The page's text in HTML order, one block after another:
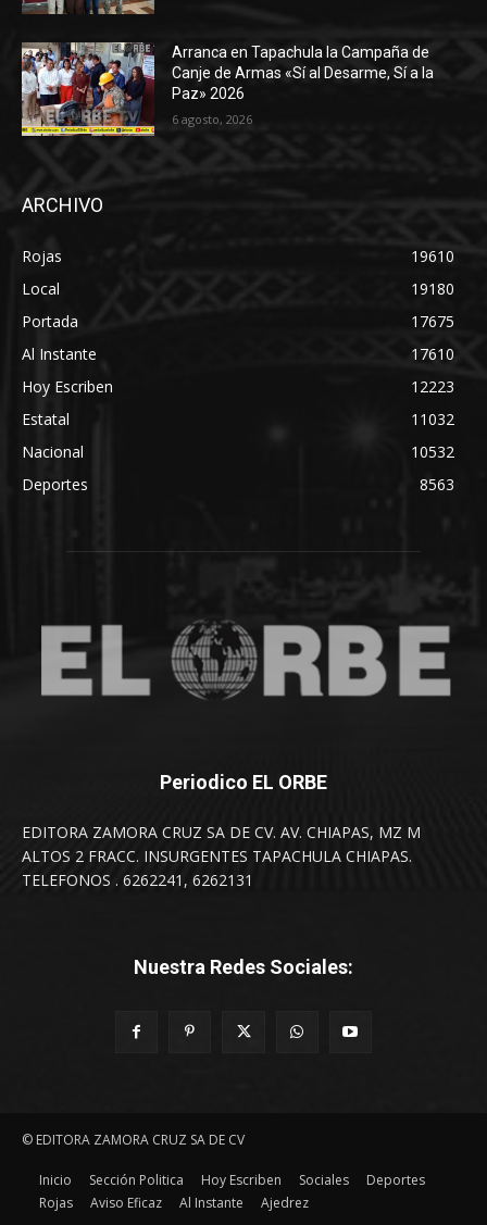
Arranca en Tapachula la Campaña de
Canje de Armas «Sí al Desarme, Sí a la
Paz» 2026
6 agosto, 2026
ARCHIVO
Rojas
19610
Local
19180
Portada
17675
Al Instante
17610
Hoy Escriben
12223
Estatal
11032
Nacional
10532
Deportes
8563
Periodico EL ORBE
EDITORA ZAMORA CRUZ SA DE CV. AV. CHIAPAS, MZ M
ALTOS 2 FRACC. INSURGENTES TAPACHULA CHIAPAS.
TELEFONOS . 6262241, 6262131
Nuestra Redes Sociales:
© EDITORA ZAMORA CRUZ SA DE CV
Inicio Sección Politica Hoy Escriben Sociales
Deportes
Rojas
Aviso Eficaz Al Instante Ajedrez